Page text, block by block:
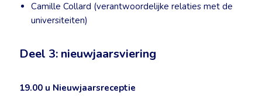
Camille Collard (verantwoordelijke relaties met de
universiteiten)
Deel 3: nieuwjaarsviering
19.00 u Nieuwjaarsreceptie